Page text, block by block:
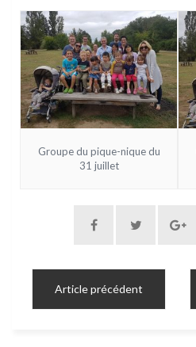
Groupe du pique-nique du
31 juillet
Article précédent